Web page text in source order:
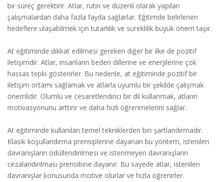
bir süreç gerektirir. Atlar, rutin ve düzenli olarak yapılan
çalışmalardan daha fazla fayda sağlarlar. Eğitimde belirlenen
hedeflere ulaşabilmek için tutarlılık ve süreklilik büyük önem taşır.
At eğitiminde dikkat edilmesi gereken diğer bir ilke de pozitif
iletişimdir. Atlar, insanların beden dillerine ve enerjilerine çok
hassas tepki gösterirler. Bu nedenle, at eğitiminde pozitif bir
iletişim ortamı sağlamak ve atlarla uyumlu bir şekilde çalışmak
önemlidir. Olumlu ve cesaretlendirici bir dil kullanmak, atların
motivasyonunu arttırır ve daha hızlı öğrenmelerini sağlar.
At eğitiminde kullanılan temel tekniklerden biri şartlandırmadır.
Klasik koşullandırma prensiplerine dayanan bu yöntem, istenilen
davranışların ödüllendirilmesi ve istenmeyen davranışların
cezalandırılması prensibine dayanır. Bu sayede atlar, istenilen
davranışlar konusunda motive olurlar ve hızla öğrenirler.